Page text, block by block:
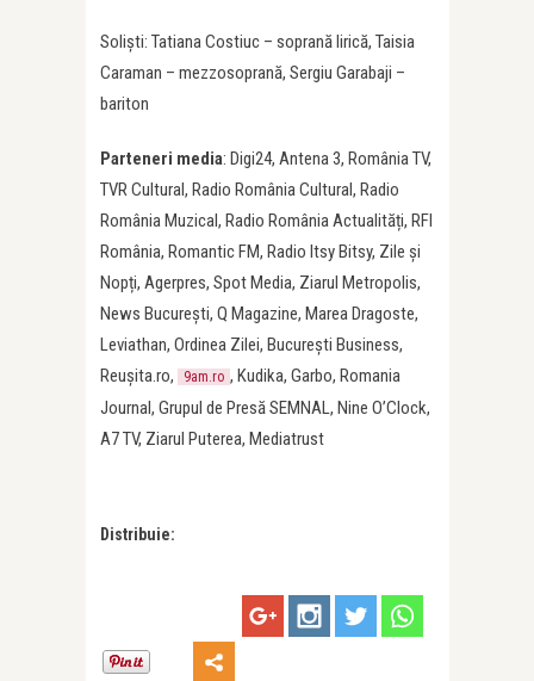
Soliști: Tatiana Costiuc – soprană lirică, Taisia
Caraman – mezzosoprană, Sergiu Garabaji –
bariton
Parteneri media: Digi24, Antena 3, România TV,
TVR Cultural, Radio România Cultural, Radio
România Muzical, Radio România Actualități, RFI
România, Romantic FM, Radio Itsy Bitsy, Zile și
Nopți, Agerpres, Spot Media, Ziarul Metropolis,
News București, Q Magazine, Marea Dragoste,
Leviathan, Ordinea Zilei, București Business,
Reușita.ro,
9am.ro , Kudika, Garbo, Romania
Journal, Grupul de Presă SEMNAL, Nine O’Clock,
A7 TV, Ziarul Puterea, Mediatrust
Distribuie: